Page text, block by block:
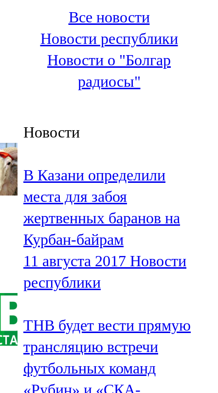
100,3 FM
Зәй
106,6 FM
Кадыбаш
105,2 FM
91,5 FM
106,1 FM
Кама тамагы
71,51 FM
Кукмара
107,9 FM
Лениногорский
Мамадыш
106,2 FM
Минзәлә
Все новости
Новости республики
Новости о "Болгар
радиосы"
Новости
В Казани определили
места для забоя
жертвенных баранов на
Курбан-байрам
11 августа 2017 Новости
республики
ТНВ будет вести прямую
трансляцию встречи
футбольных команд